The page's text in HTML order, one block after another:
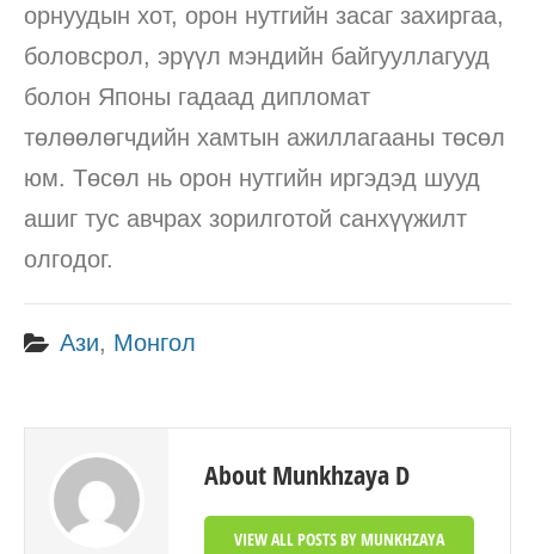
орнуудын хот, орон нутгийн засаг захиргаа,
боловсрол, эрүүл мэндийн байгууллагууд
болон Японы гадаад дипломат
төлөөлөгчдийн хамтын ажиллагааны төсөл
юм. Төсөл нь орон нутгийн иргэдэд шууд
ашиг тус авчрах зорилготой санхүүжилт
олгодог.
Ази, Монгол
About Munkhzaya D
VIEW ALL POSTS BY MUNKHZAYA